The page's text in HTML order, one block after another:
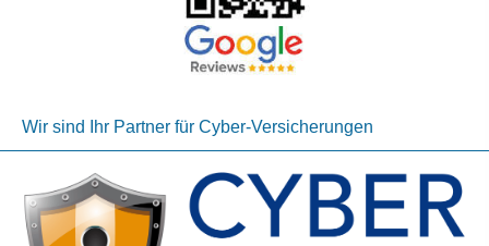
Wir sind Ihr Partner für Cyber-Versicherungen